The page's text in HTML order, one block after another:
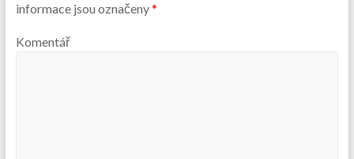
informace jsou označeny*
Komentář